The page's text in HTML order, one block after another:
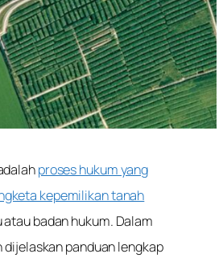
Ditulis Oleh
Masbo
5 April 2024
proses hukum yang
kepemilikan tanah
badan hukum. Dalam
dijelaskan panduan lengkap